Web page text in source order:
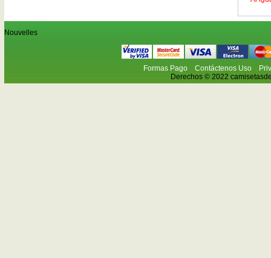
Nouvelles
Formas Pago Contáctenos Uso
Derechos © 2022